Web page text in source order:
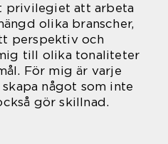
privilegiet att arbeta
olika branscher,
perspektiv och
till olika tonaliteter
För mig är varje
något som inte
gör skillnad.